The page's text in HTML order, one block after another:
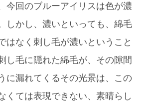
今回のブルーアイリスは色が濃
しかし、濃いといっても、綿毛
はなく刺し毛が濃いということ
し毛に隠れた綿毛が、その隙間
に漏れてくるその光景は、この
くては表現できない、素晴らし